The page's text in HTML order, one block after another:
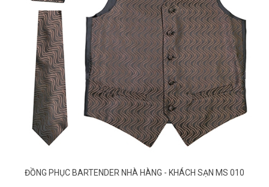
ĐỒNG PHỤC BARTENDER NHÀ HÀNG - KHÁCH SẠN MS 010